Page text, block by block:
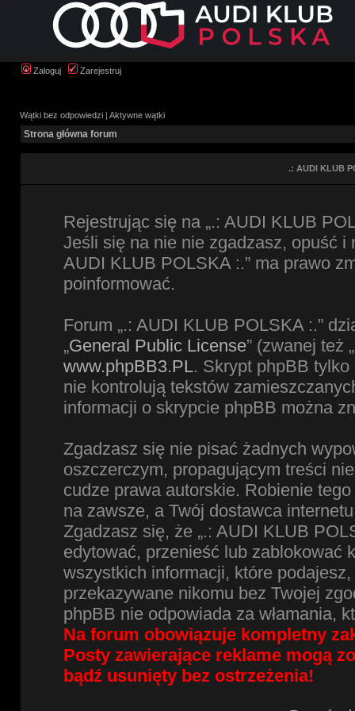
Zaloguj Zarejestruj
Wątki bez odpowiedzi | Aktywne wątki
Strona główna forum
.: AUDI KLUB
Rejestrując się na „.: AUDI KLUB
Jeśli się na nie nie zgadzasz, opuść i
AUDI KLUB POLSKA :.” ma prawo
poinformować.
Forum „.: AUDI KLUB POLSKA :.”
„General Public License” (zwanej też
www.phpBB3.PL. Skrypt phpBB tylko
nie kontrolują tekstów
informacji o skrypcie phpBB można
Zgadzasz się nie pisać żadnych
oszczerczym, propagującym treści
cudze prawa autorskie. Robienie
na zawsze, a Twój dostawca
Zgadzasz się, że „.: AUDI KLUB
edytować, przenieść lub zablokować
wszystkich informacji, które
przekazywane nikomu bez Twojej
phpBB nie odpowiada za włamania,
Na forum obowiązuje kompletny
Posty zawierające reklame mogą
bądź usunięty bez ostrzeżenia!